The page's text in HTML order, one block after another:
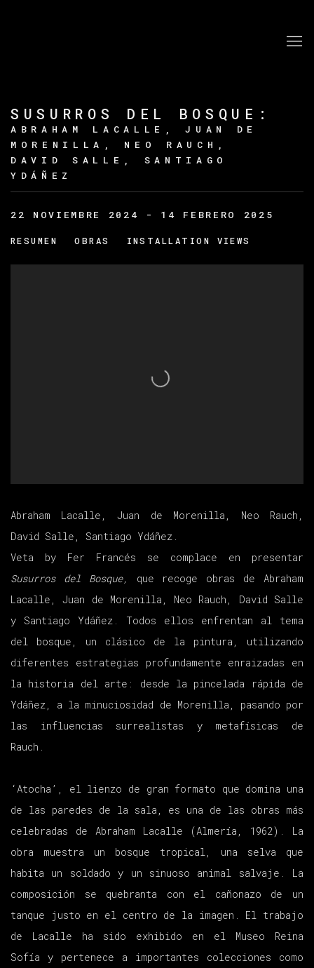
SUSURROS DEL BOSQUE :
ABRAHAM LACALLE, JUAN DE
MORENILLA, NEO RAUCH,
DAVID SALLE, SANTIAGO
YDÁÑEZ
22 NOVIEMBRE 2024 - 14 FEBRERO 2025
RESUMEN OBRAS INSTALLATION VIEWS
Abraham Lacalle, Juan de Morenilla, Neo Rauch,
David Salle, Santiago Ydáñez.
Veta by Fer Francés se complace en presentar
Susurros del Bosque,
que recoge obras de Abraham
Lacalle, Juan de Morenilla, Neo Rauch, David Salle
y Santiago Ydáñez. Todos ellos enfrentan al tema
del bosque, un clásico de la pintura, utilizando
diferentes estrategias profundamente enraizadas en
la historia del arte: desde la pincelada rápida de
Ydáñez, a la minuciosidad de Morenilla, pasando por
las influencias surrealistas y metafísicas de
Rauch.
‘Atocha’, el lienzo de gran formato que domina una
de las paredes de la sala, es una de las obras más
celebradas de Abraham Lacalle (Almería, 1962). La
obra muestra un bosque tropical, una selva que
habita un soldado y un sinuoso animal salvaje. La
composición se quebranta con el cañonazo de un
tanque justo en el centro de la imagen. El trabajo
de Lacalle ha sido exhibido en el Museo Reina
Sofía y pertenece a importantes colecciones como